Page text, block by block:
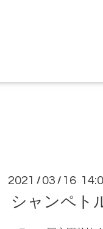
2021 / 03 / 16
シャンペト